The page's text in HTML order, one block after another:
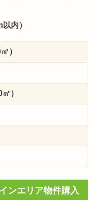
内）
）
）
ンエリア物件購入